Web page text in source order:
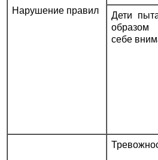
Нарушение правил
Дети
образом
себе